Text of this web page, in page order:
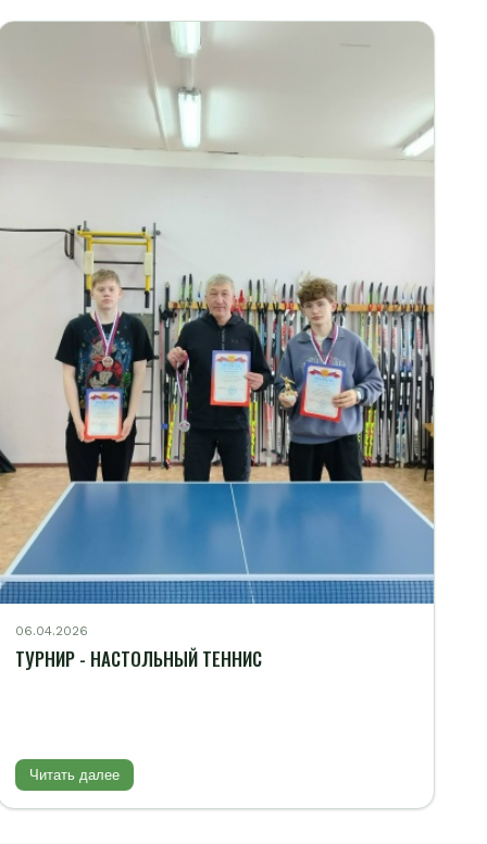
06.04.2026
ТУРНИР - НАСТОЛЬНЫЙ ТЕННИС
Читать далее